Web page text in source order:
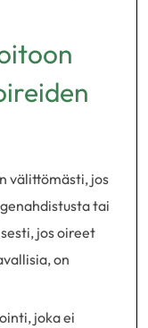
välittömästi, jos
tai
jos oireet
on
joka ei